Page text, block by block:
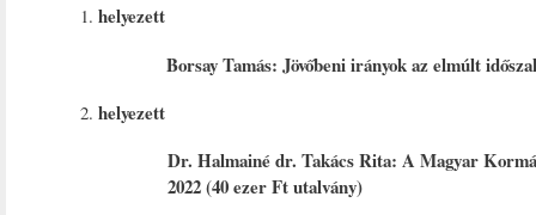
helyezett
Borsay Tamás: Jövőbeni irányok az elmúlt
helyezett
Dr. Halmainé dr. Takács Rita: A Magyar
2022 (40 ezer Ft utalvány)